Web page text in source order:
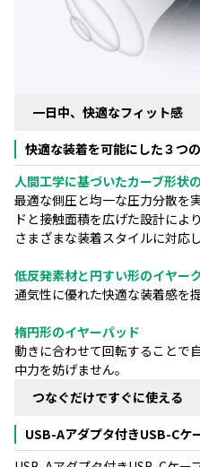
一日中、快適なフィット感
快適な装着を可能にした３つ
人間工学に基づいたカーブ形状
最適な側圧と均一な圧力分散を
ドと接触面積を広げた設計によ
さまざまな装着スタイルに対応し
低反発素材と円すい形のイヤー
通気性に優れた快適な装着感を
楕円形のイヤーパッド
動きに合わせて回転することで
中力を妨げません。
つなぐだけですぐに使える
USB-Aアダプタ付きUSB-Cケ